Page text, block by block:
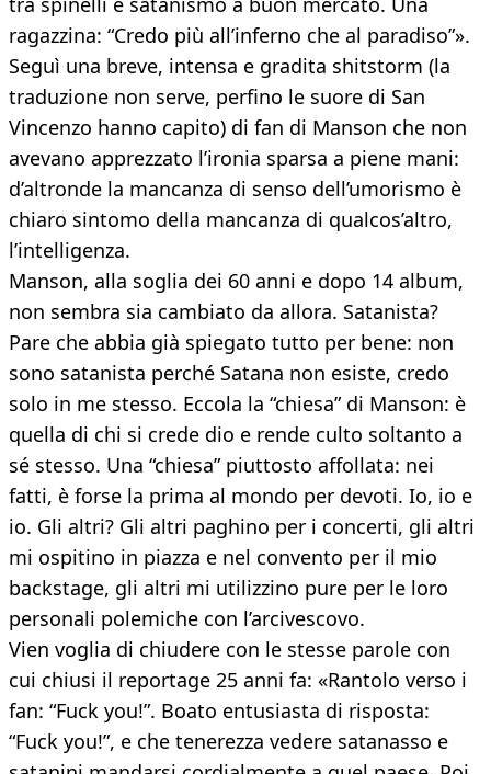
ragazzina: “Credo più all’inferno che al paradiso”».
Seguì una breve, intensa e gradita shitstorm (la
traduzione non serve, perfino le suore di San
Vincenzo hanno capito) di fan di Manson che non
avevano apprezzato l’ironia sparsa a piene mani:
d’altronde la mancanza di senso dell’umorismo è
chiaro sintomo della mancanza di qualcos’altro,
l’intelligenza.
Manson, alla soglia dei 60 anni e dopo 14 album,
non sembra sia cambiato da allora. Satanista?
Pare che abbia già spiegato tutto per bene: non
sono satanista perché Satana non esiste, credo
solo in me stesso. Eccola la “chiesa” di Manson: è
quella di chi si crede dio e rende culto soltanto a
sé stesso. Una “chiesa” piuttosto affollata: nei
fatti, è forse la prima al mondo per devoti. Io, io e
io. Gli altri? Gli altri paghino per i concerti, gli altri
mi ospitino in piazza e nel convento per il mio
backstage, gli altri mi utilizzino pure per le loro
personali polemiche con l’arcivescovo.
Vien voglia di chiudere con le stesse parole con
cui chiusi il reportage 25 anni fa: «Rantolo verso i
fan: “Fuck you!”. Boato entusiasta di risposta:
“Fuck you!”, e che tenerezza vedere satanasso e